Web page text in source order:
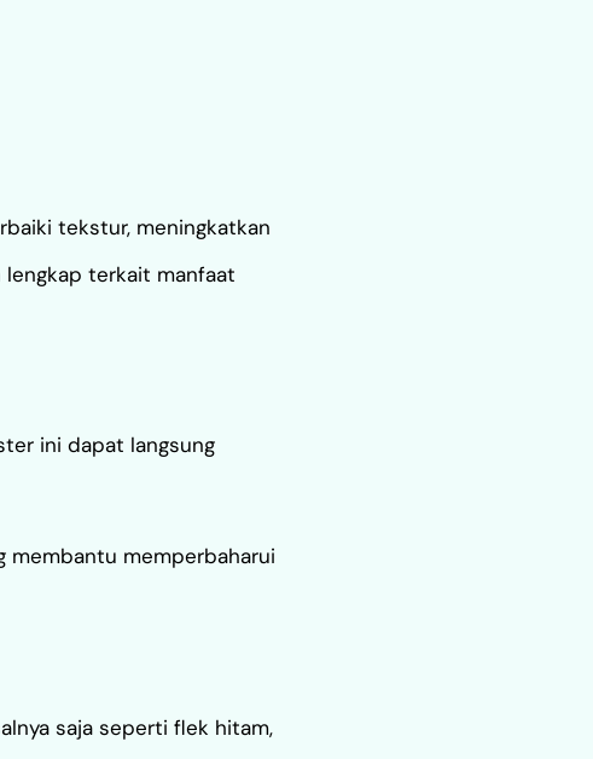
tekstur, meningkatkan
terkait manfaat
ini dapat langsung
membantu memperbaharui
saja seperti flek hitam,